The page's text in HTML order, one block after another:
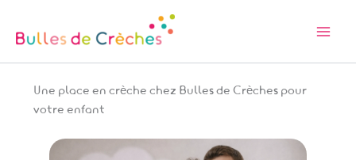
contenu
Une place en crèche chez Bulles de Crèches pour
votre enfant